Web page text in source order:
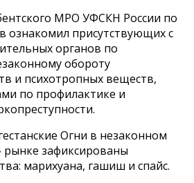
МРО УФСКН России по
ознакомил присутствующих с
органов по
обороту
и психотропных веществ,
по профилактике и
Огни в незаконном
рынке зафиксированы
марихуана, гашиш и спайс.